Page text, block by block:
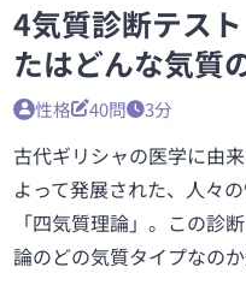
4気質診断テス
たはどんな気質
性格 40問 3分
古代ギリシャの医学に由
よって発展された、人々
「四気質理論」。この診
論のどの気質タイプなの